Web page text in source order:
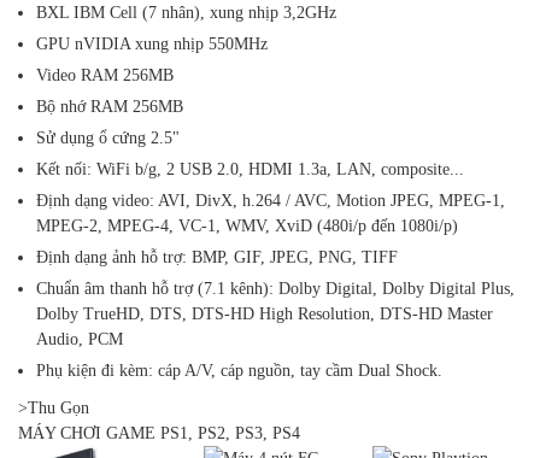
BXL IBM Cell (7 nhân), xung nhịp 3,2GHz
GPU nVIDIA xung nhịp 550MHz
Video RAM 256MB
Bộ nhớ RAM 256MB
Sử dụng ổ cứng 2.5"
Kết nối: WiFi b/g, 2 USB 2.0, HDMI 1.3a, LAN, composite...
Định dạng video: AVI, DivX, h.264 / AVC, Motion JPEG, MPEG-1,
MPEG-2, MPEG-4, VC-1, WMV, XviD (480i/p đến 1080i/p)
Định dạng ảnh hỗ trợ: BMP, GIF, JPEG, PNG, TIFF
Chuẩn âm thanh hỗ trợ (7.1 kênh): Dolby Digital, Dolby Digital Plus,
Dolby TrueHD, DTS, DTS-HD High Resolution, DTS-HD Master
Audio, PCM
Phụ kiện đi kèm: cáp A/V, cáp nguồn, tay cầm Dual Shock.
>Thu Gọn
MÁY CHƠI GAME PS1, PS2, PS3, PS4